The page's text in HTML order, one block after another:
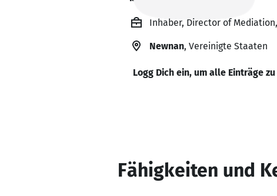
Inhaber, Director of
Newnan, Vereinigte Staaten
Logg Dich ein, um alle Einträge
Fähigkeiten und